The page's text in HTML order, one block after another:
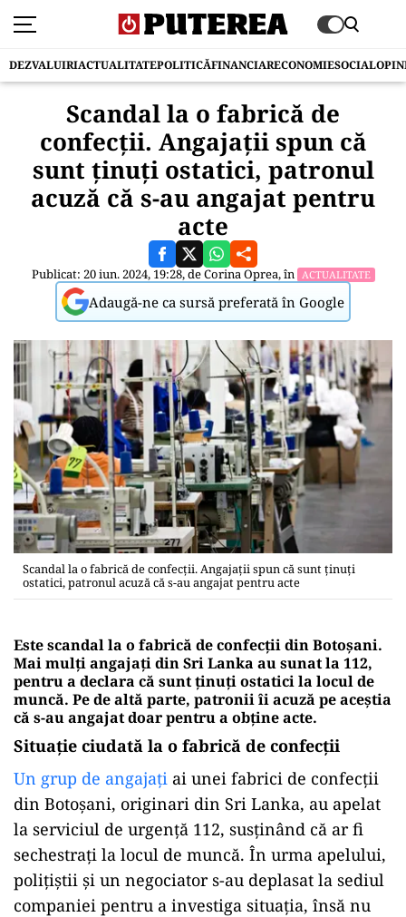
DEZVALUIRIACTUALITATEPOLITICĂFINANCIARECONOMIESOCIAL
Scandal la o fabrică de
confecții. Angajații spun că
sunt ținuți ostatici, patronul
acuză că s-au angajat pentru
acte
Publicat: 20 iun. 2024, 19:28, deCorina Oprea, în ACTUALITATE
Adaugă-ne ca sursă preferată în Google
Scandal la o fabrică de confecții. Angajații spun că sunt ținuți
ostatici, patronul acuză că s-au angajat pentru acte
Este scandal la o fabrică de confecții din Botoșani.
Mai mulți angajați din Sri Lanka au sunat la 112,
pentru a declara că sunt ținuți ostatici la locul de
muncă. Pe de altă parte, patronii îi acuză pe aceștia
că s-au angajat doar pentru a obține acte.
Situație ciudată la o fabrică de confecții
Un grup de angajați ai unei fabrici de confecții
din Botoșani, originari din Sri Lanka, au apelat
la serviciul de urgență 112, susținând că ar fi
sechestrați la locul de muncă. În urma apelului,
polițiștii și un negociator s-au deplasat la sediul
companiei pentru a investiga situația, însă nu